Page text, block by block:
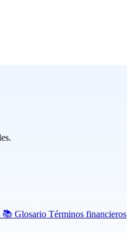
📚 Glosario Términos financieros